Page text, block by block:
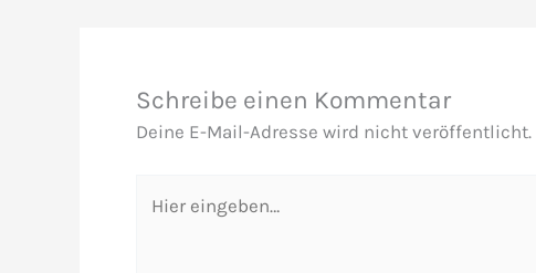
Schreibe einen Kommentar
Deine E-Mail-Adresse wird nicht veröffentlicht.
eingeben…